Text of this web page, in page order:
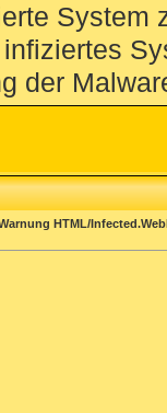
System
der
HTML/